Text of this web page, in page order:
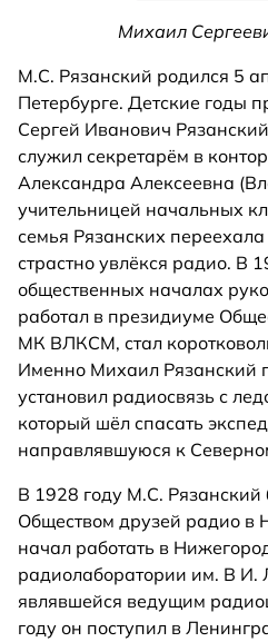
Михаил
М.С. Рязанский родился 5
Петербурге. Детские годы
Сергей Иванович
служил секретарём в
Александра Алексеевна
учительницей начальных
семья Рязанских
страстно увлёкся радио. В
общественных началах
работал в президиуме
МК ВЛКСМ, стал
Именно Михаил Рязанский
установил радиосвязь с
который шёл спасать
направлявшуюся к
В 1928 году М.С.
Обществом друзей радио в
начал работать в
радиолаборатории им. В И.
являвшейся ведущим
году он поступил в